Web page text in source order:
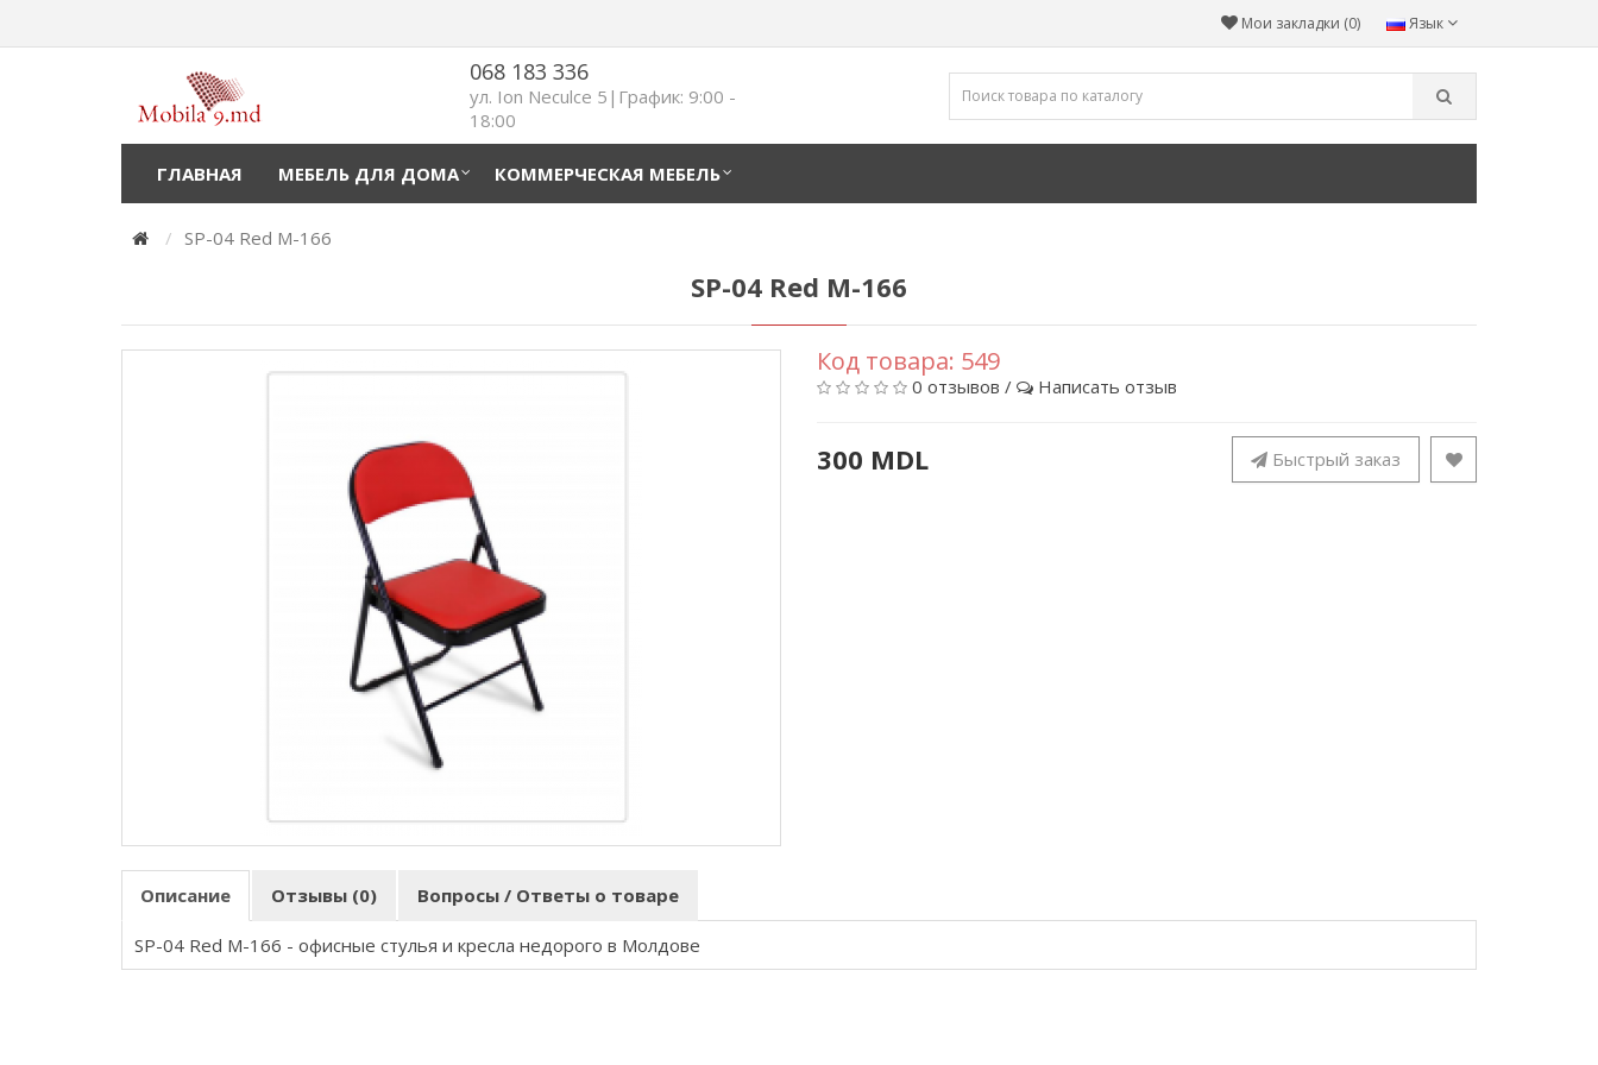
Язык
Мои закладки (0)
068 183 336
ул. Ion Neculce 5|График: 9:00 -
18:00
ГЛАВНАЯ МЕБЕЛЬ ДЛЯ ДОМА КОММЕРЧЕСКАЯ МЕБЕЛЬ
SP-04 Red M-166
SP-04 Red M-166
Код товара: 549
0 отзывов / Написать отзыв
300 MDL Быстрый заказ
Описание Отзывы (0) Вопросы / Ответы о товаре
SP-04 Red M-166 - офисные стулья и кресла недорого в Молдове